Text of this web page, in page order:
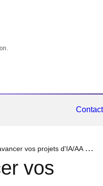
Contact
vos projets d'IA/AA Open Source avec Red Hat
vos